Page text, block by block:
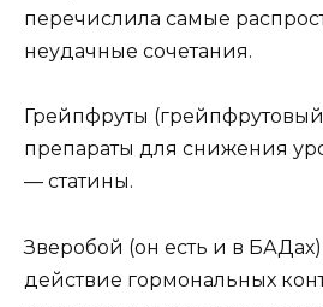
перечислила самые
неудачные сочетания.
Грейпфруты
препараты для снижения
— статины.
Зверобой (он есть и в
действие гормональных